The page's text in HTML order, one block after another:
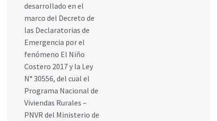
desarrollado en el
marco del Decreto de
las Declaratorias de
Emergencia por el
fenómeno El Niño
Costero 2017 y la Ley
N° 30556, del cual el
Programa Nacional de
Viviendas Rurales –
PNVR del Ministerio de